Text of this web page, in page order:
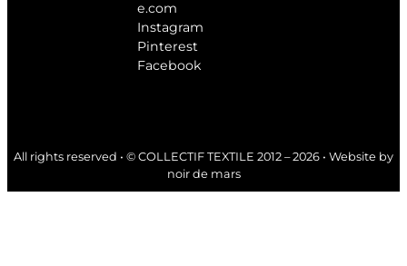
e.com
Instagram
Pinterest
Facebook
All rights reserved • © COLLECTIF TEXTILE 2012 – 2026 • Website by
noir de mars